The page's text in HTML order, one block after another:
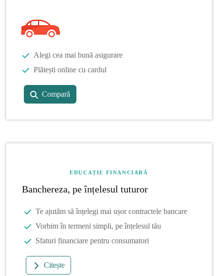
Alegi cea mai bună asigurare
Plătești online cu cardul
Compară
EDUCAȚIE FINANCIARĂ
Banchereza, pe înțelesul tuturor
Te ajutăm să înțelegi mai ușor contractele bancare
Vorbim în termeni simpli, pe înțelesul tău
Sfaturi financiare pentru consumatori
Citește